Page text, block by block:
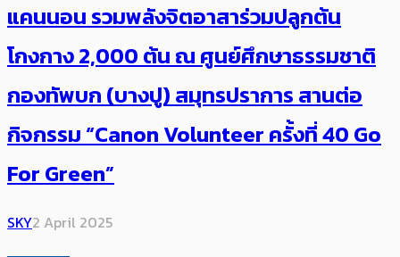
แคนนอน รวมพลังจิตอาสาร่วมปลูกต้น
โกงกาง 2,000 ต้น ณ ศูนย์ศึกษาธรรมชาติ
กองทัพบก (บางปู) สมุทรปราการ สานต่อ
กิจกรรม “Canon Volunteer ครั้งที่ 40 Go
For Green”
SKY2 April 2025